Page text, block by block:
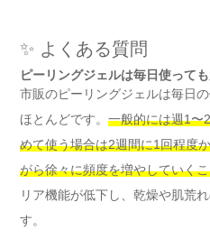
✨ よくある質問
ピーリングジェルは毎日使って
市販のピーリングジェルは毎日
ほとんどです。 一般的には週1〜
めて使う場合は2週間に1回程度
がら徐々に頻度を増やしていく
リア機能が低下し、乾燥や肌荒
す。